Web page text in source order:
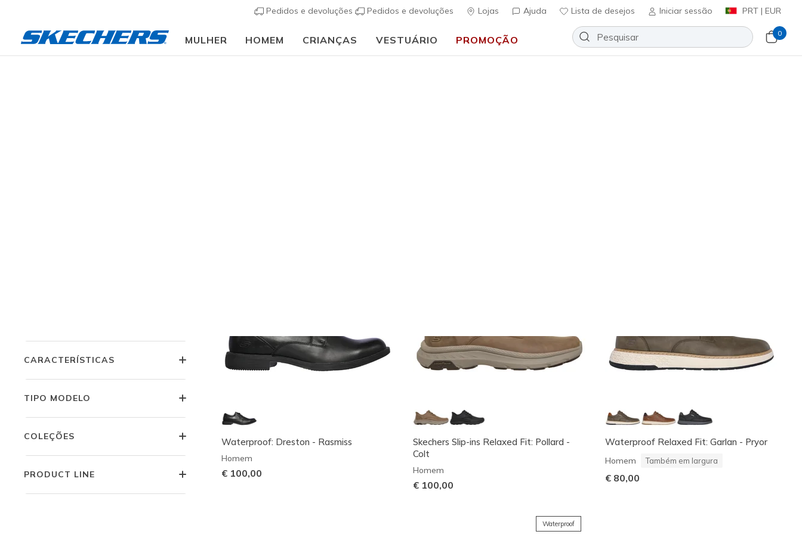
Pedidos e devoluções Pedidos e devoluções Lojas Ajuda Lista de desejos Iniciar sessão PRT | EUR
MULHER HOMEM CRIANÇAS VESTUÁRIO PROMOÇÃO
0
CARACTERÍSTICAS
TIPO MODELO
COLEÇÕES
PRODUCT LINE
Waterproof: Dreston - Rasmiss
Homem
€ 100,00
Skechers Slip-ins Relaxed Fit: Pollard -
Colt
Homem
€ 100,00
Waterproof Relaxed Fit: Garlan - Pryor
Homem Também em largura
€ 80,00
Waterproof